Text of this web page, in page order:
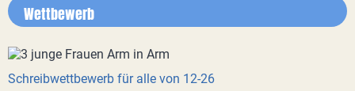
Wettbewerb
Schreibwettbewerb für alle von 12-26